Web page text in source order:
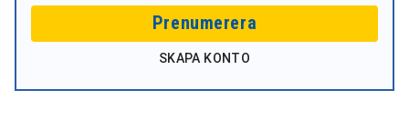
Prenumerera
SKAPA KONTO